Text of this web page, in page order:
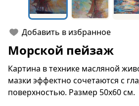
Добавить в избранное
Морской пейзаж
Картина в технике масляной
мазки эффектно сочетаются с
поверхностью. Размер 50х60 см.